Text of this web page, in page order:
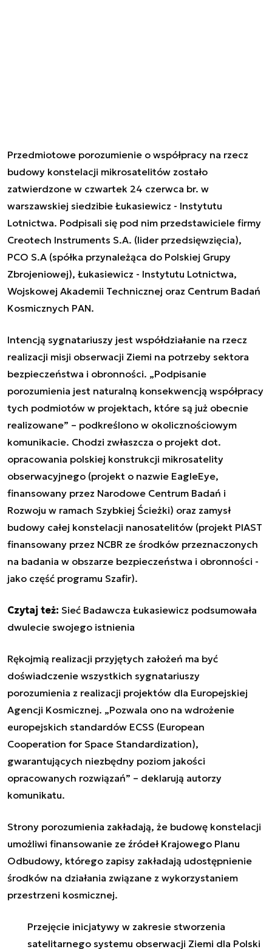
Przedmiotowe porozumienie o współpracy na rzecz
budowy konstelacji mikrosatelitów zostało
zatwierdzone w czwartek 24 czerwca br. w
warszawskiej siedzibie Łukasiewicz - Instytutu
Lotnictwa. Podpisali się pod nim przedstawiciele firmy
Creotech Instruments S.A. (lider przedsięwzięcia),
PCO S.A (spółka przynależąca do Polskiej Grupy
Zbrojeniowej), Łukasiewicz - Instytutu Lotnictwa,
Wojskowej Akademii Technicznej oraz Centrum Badań
Kosmicznych PAN.
Intencją sygnatariuszy jest współdziałanie na rzecz
realizacji misji obserwacji Ziemi na potrzeby sektora
bezpieczeństwa i obronności. „Podpisanie
porozumienia jest naturalną konsekwencją współpracy
tych podmiotów w projektach, które są już obecnie
realizowane” – podkreślono w okolicznościowym
komunikacie. Chodzi zwłaszcza o projekt dot.
opracowania polskiej konstrukcji mikrosatelity
obserwacyjnego (projekt o nazwie EagleEye,
finansowany przez Narodowe Centrum Badań i
Rozwoju w ramach Szybkiej Ścieżki) oraz zamysł
budowy całej konstelacji nanosatelitów (projekt PIAST
finansowany przez NCBR ze środków przeznaczonych
na badania w obszarze bezpieczeństwa i obronności -
jako część programu Szafir).
Czytaj też: Sieć Badawcza Łukasiewicz podsumowała
dwulecie swojego istnienia
Rękojmią realizacji przyjętych założeń ma być
doświadczenie wszystkich sygnatariuszy
porozumienia z realizacji projektów dla Europejskiej
Agencji Kosmicznej. „Pozwala ono na wdrożenie
europejskich standardów ECSS (European
Cooperation for Space Standardization),
gwarantujących niezbędny poziom jakości
opracowanych rozwiązań” – deklarują autorzy
komunikatu.
Strony porozumienia zakładają, że budowę konstelacji
umożliwi finansowanie ze źródeł Krajowego Planu
Odbudowy, którego zapisy zakładają udostępnienie
środków na działania związane z wykorzystaniem
przestrzeni kosmicznej.
Przejęcie inicjatywy w zakresie stworzenia
satelitarnego systemu obserwacji Ziemi dla Polski